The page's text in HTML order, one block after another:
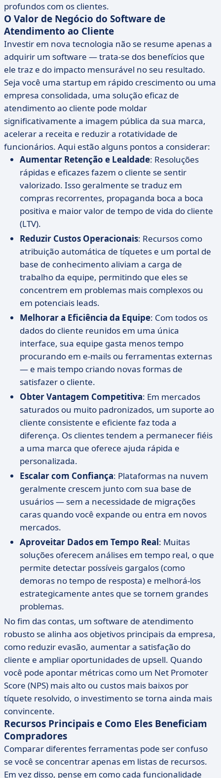
profundos com os clientes.
O Valor de Negócio do Software de
Atendimento ao Cliente
Investir em nova tecnologia não se resume apenas a
adquirir um software — trata-se dos benefícios que
ele traz e do impacto mensurável no seu resultado.
Seja você uma startup em rápido crescimento ou uma
empresa consolidada, uma solução eficaz de
atendimento ao cliente pode moldar
significativamente a imagem pública da sua marca,
acelerar a receita e reduzir a rotatividade de
funcionários. Aqui estão alguns pontos a considerar:
Aumentar Retenção e Lealdade: Resoluções
rápidas e eficazes fazem o cliente se sentir
valorizado. Isso geralmente se traduz em
compras recorrentes, propaganda boca a boca
positiva e maior valor de tempo de vida do cliente
(LTV).
Reduzir Custos Operacionais: Recursos como
atribuição automática de tíquetes e um portal de
base de conhecimento aliviam a carga de
trabalho da equipe, permitindo que eles se
concentrem em problemas mais complexos ou
em potenciais leads.
Melhorar a Eficiência da Equipe: Com todos os
dados do cliente reunidos em uma única
interface, sua equipe gasta menos tempo
procurando em e-mails ou ferramentas externas
— e mais tempo criando novas formas de
satisfazer o cliente.
Obter Vantagem Competitiva: Em mercados
saturados ou muito padronizados, um suporte ao
cliente consistente e eficiente faz toda a
diferença. Os clientes tendem a permanecer fiéis
a uma marca que oferece ajuda rápida e
personalizada.
Escalar com Confiança: Plataformas na nuvem
geralmente crescem junto com sua base de
usuários — sem a necessidade de migrações
caras quando você expande ou entra em novos
mercados.
Aproveitar Dados em Tempo Real: Muitas
soluções oferecem análises em tempo real, o que
permite detectar possíveis gargalos (como
demoras no tempo de resposta) e melhorá-los
estrategicamente antes que se tornem grandes
problemas.
No fim das contas, um software de atendimento
robusto se alinha aos objetivos principais da empresa,
como reduzir evasão, aumentar a satisfação do
cliente e ampliar oportunidades de upsell. Quando
você pode apontar métricas como um Net Promoter
Score (NPS) mais alto ou custos mais baixos por
tíquete resolvido, o investimento se torna ainda mais
convincente.
Recursos Principais e Como Eles Beneficiam
Compradores
Comparar diferentes ferramentas pode ser confuso
se você se concentrar apenas em listas de recursos.
Em vez disso, pense em como cada funcionalidade